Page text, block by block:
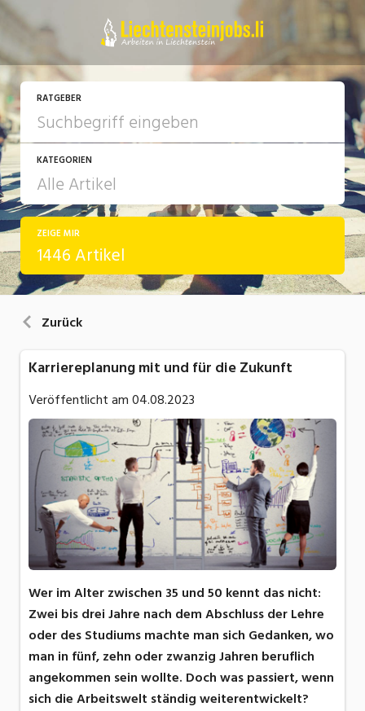
RATGEBER
KATEGORIEN
Arbeit
Ausbildung / Weiterbildung
ZEIGE MIR
1446 Artikel
Zurück
Karriereplanung mit und für die Zukunft
Veröffentlicht am04.08.2023
Wer im Alter zwischen 35 und 50 kennt das nicht:
Zwei bis drei Jahre nach dem Abschluss der Lehre
oder des Studiums machte man sich Gedanken, wo
man in fünf, zehn oder zwanzig Jahren beruflich
angekommen sein wollte. Doch was passiert, wenn
sich die Arbeitswelt ständig weiterentwickelt?